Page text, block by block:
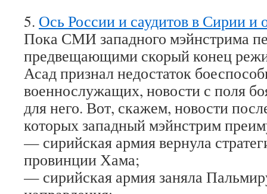
5. Ось России и саудитов в Сирии
Пока СМИ западного мэйнстрима
предвещающими скорый конец
Асад признал недостаток
военнослужащих, новости с поля
для него. Вот, скажем, новости
которых западный мэйнстрим
— сирийская армия вернула
провинции Хама;
— сирийская армия заняла